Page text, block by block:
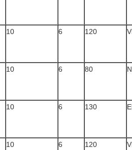
10 6 120
10 6 80
10 6 130
10 6 120